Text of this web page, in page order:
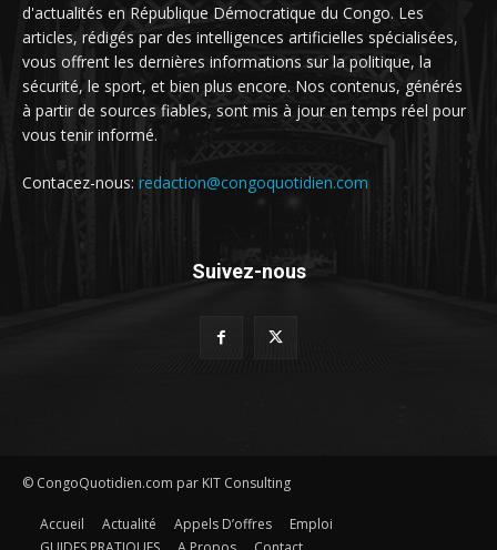
d'actualités en République Démocratique du Congo. Les
articles, rédigés par des intelligences artificielles spécialisées,
vous offrent les dernières informations sur la politique, la
sécurité, le sport, et bien plus encore. Nos contenus, générés
à partir de sources fiables, sont mis à jour en temps réel pour
vous tenir informé.
Contacez-nous: redaction@congoquotidien.com
Suivez-nous
© CongoQuotidien.com par KIT Consulting
Accueil Actualité Appels D’offres
Emploi